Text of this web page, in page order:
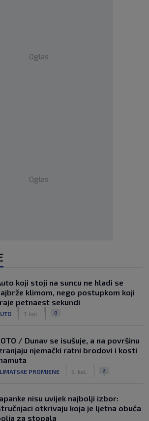
Oglas
Oglas
koji stoji na suncu ne hladi se
klimom, nego postupkom koji
petnaest sekundi
7. kol. 0
/ Dunav se isušuje, a na površinu
njemački ratni brodovi i kosti
PROMJENE 5. kol. 2
nisu uvijek najbolji izbor:
otkrivaju koja je ljetna obuća
za stopala